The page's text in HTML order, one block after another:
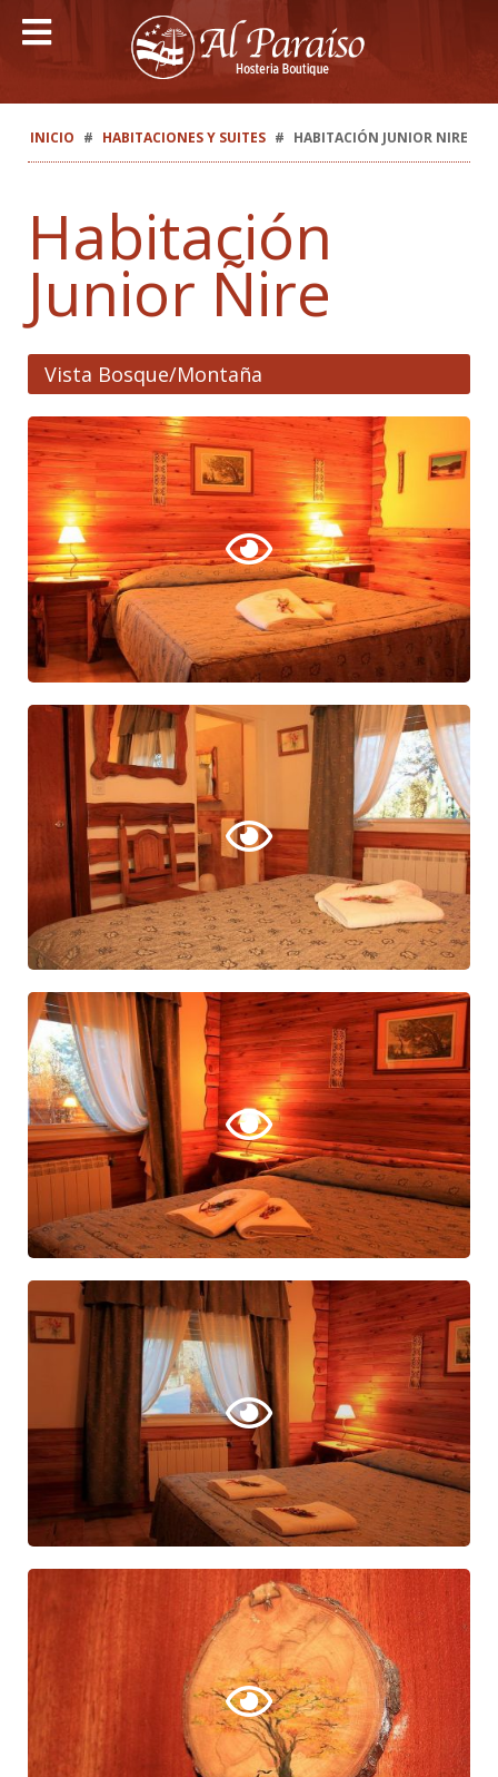
INICIO HABITACIONES Y SUITES HABITACIÓN JUNIOR NIRE
Habitación
Junior Ñire
Vista Bosque/Montaña